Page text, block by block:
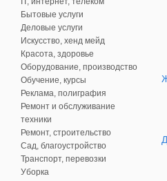
Бытовые услуги
Деловые услуги
Искусство, хенд мейд
Красота, здоровье
Оборудование, производство
Обучение, курсы
Реклама, полиграфия
Ремонт и обслуживание
техники
Ремонт, строительство
Сад, благоустройство
Транспорт, перевозки
Уборка